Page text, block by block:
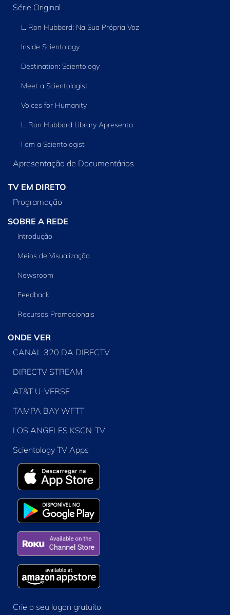
Série Original
L. Ron Hubbard: Na Sua Própria Voz
Inside Scientology
Destination: Scientology
Meet a Scientologist
Voices for Humanity
L. Ron Hubbard Library Apresenta
I am a Scientologist
Apresentação de Documentários
TV EM DIRETO
Programação
SOBRE A REDE
Introdução
Meios de Visualização
Newsroom
Feedback
Recursos Promocionais
ONDE VER
CANAL 320 DA DIRECTV
DIRECTV STREAM
AT&T U-VERSE
TAMPA BAY WFTT
LOS ANGELES KSCN-TV
Scientology TV Apps
Crie o seu logon gratuito